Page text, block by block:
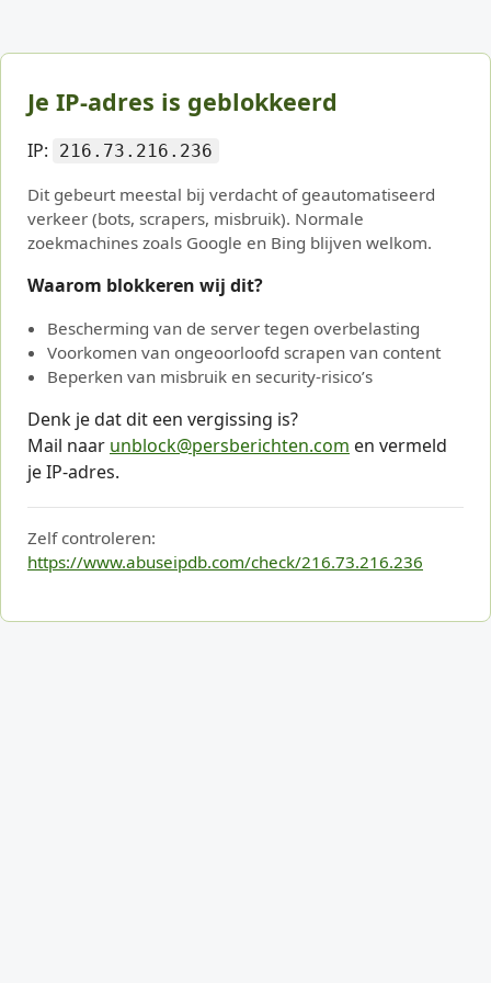
Je IP-adres is geblokkeerd
IP: 216.73.216.236
Dit gebeurt meestal bij verdacht of geautomatiseerd
verkeer (bots, scrapers, misbruik). Normale
zoekmachines zoals Google en Bing blijven welkom.
Waarom blokkeren wij dit?
Bescherming van de server tegen overbelasting
Voorkomen van ongeoorloofd scrapen van content
Beperken van misbruik en security-risico’s
Denk je dat dit een vergissing is?
Mail naar unblock@persberichten.com en vermeld
je IP-adres.
Zelf controleren:
https://www.abuseipdb.com/check/216.73.216.236